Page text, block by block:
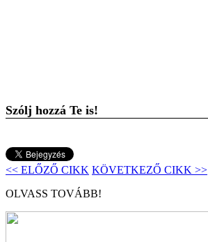
Szólj hozzá Te is!
<< ELŐZŐ CIKK KÖVETKEZŐ CIKK >>
OLVASS TOVÁBB!